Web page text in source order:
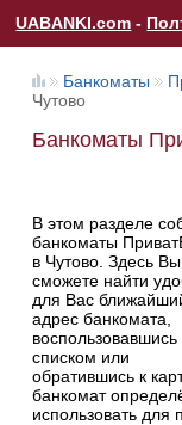
UABANKI.com -
Банкоматы
Чутово
Банкоматы
В этом разделе
банкоматы
в Чутово. Здесь Вы
сможете найти
для Вас
адрес банкомата,
воспользовавшись
списком или
обратившись к
банкомат
использовать для